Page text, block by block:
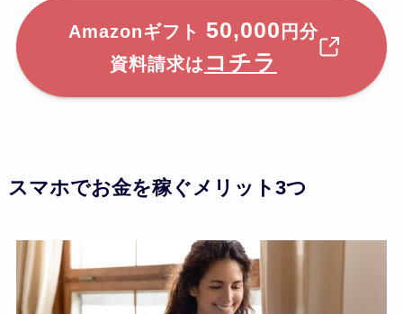
Amazonギフト 50,000 円分
資料請求は コチラ
スマホでお金を稼ぐメリット3つ